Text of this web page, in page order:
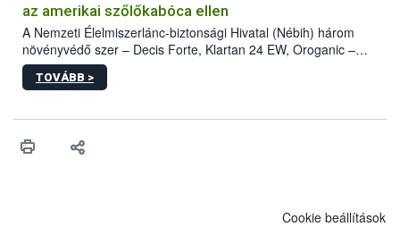
az amerikai szőlőkabóca ellen
A Nemzeti Élelmiszerlánc-biztonsági Hivatal (Nébih) három
növényvédő szer – Decis Forte, Klartan 24 EW, Oroganic –
engedélyokiratát módosította, így azok a szüretet követően,
egészen a vesszőérettség (BBCH 91) stádiumáig
érésű szőlőkben is legyen lehetőség a károsító elleni további
felhasználók számára is elérhető és ökológiai termesztésben is
TOVÁBB >
Cookie beállítások